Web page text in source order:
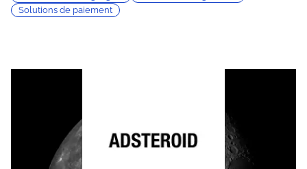
Solutions de paiement